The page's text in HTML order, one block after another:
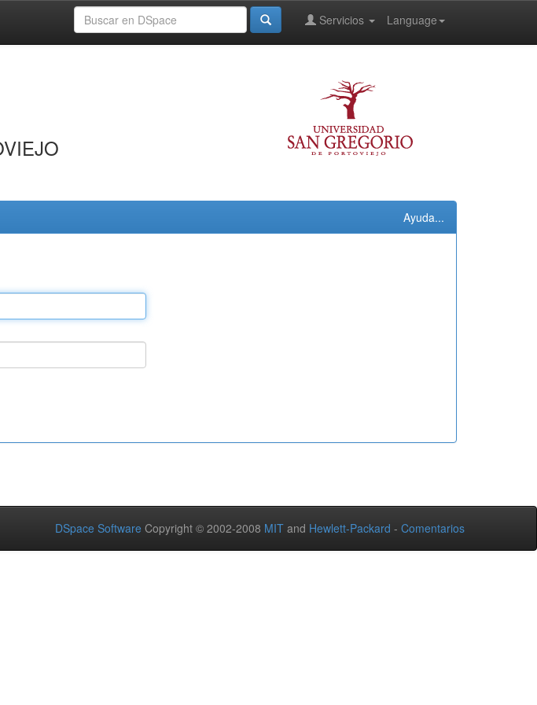
Language
Servicios
Ayuda...
DSpace Software Copyright © 2002-2008 MIT and Hewlett-Packard - Comentarios